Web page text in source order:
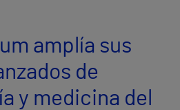
amplía sus
de
y medicina del